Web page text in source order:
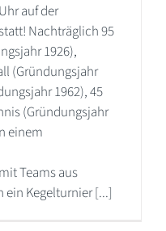
auf der
Nachträglich 95
1926),
(Gründungsjahr
1962), 45
(Gründungsjahr
einem
Teams aus
ein Kegelturnier [...]